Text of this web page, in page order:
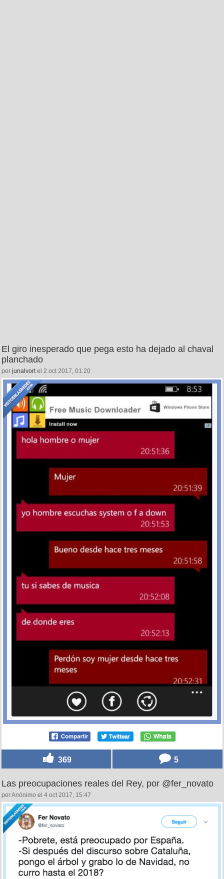
El giro inesperado que pega esto ha dejado al chaval
planchado
por junalvort el 2 oct 2017, 01:20
369 5
Las preocupaciones reales del Rey, por @fer_novato
por Anónimo el 4 oct 2017, 15:47